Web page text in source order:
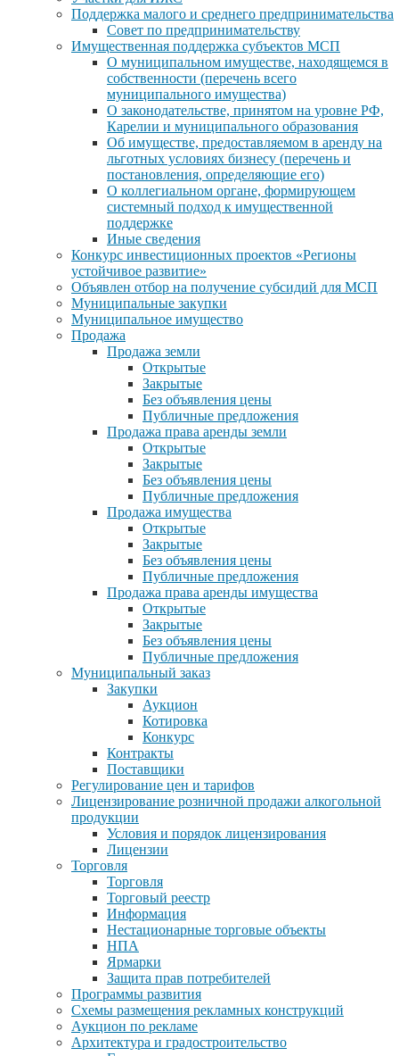
Поддержка малого и среднего предпринимательства
Совет по предпринимательству
Имущественная поддержка субъектов МСП
О муниципальном имуществе, находящемся в
собственности (перечень всего
муниципального имущества)
О законодательстве, принятом на уровне РФ,
Карелии и муниципального образования
Об имуществе, предоставляемом в аренду на
льготных условиях бизнесу (перечень и
постановления, определяющие его)
О коллегиальном органе, формирующем
системный подход к имущественной
поддержке
Иные сведения
Конкурс инвестиционных проектов «Регионы
устойчивое развитие»
Объявлен отбор на получение субсидий для МСП
Муниципальные закупки
Муниципальное имущество
Продажа
Продажа земли
Открытые
Закрытые
Без объявления цены
Публичные предложения
Продажа права аренды земли
Открытые
Закрытые
Без объявления цены
Публичные предложения
Продажа имущества
Открытые
Закрытые
Без объявления цены
Публичные предложения
Продажа права аренды имущества
Открытые
Закрытые
Без объявления цены
Публичные предложения
Муниципальный заказ
Закупки
Аукцион
Котировка
Конкурс
Контракты
Поставщики
Регулирование цен и тарифов
Лицензирование розничной продажи алкогольной
продукции
Условия и порядок лицензирования
Лицензии
Торговля
Торговля
Торговый реестр
Информация
Нестационарные торговые объекты
НПА
Ярмарки
Защита прав потребителей
Программы развития
Схемы размещения рекламных конструкций
Аукцион по рекламе
Архитектура и градостроительство